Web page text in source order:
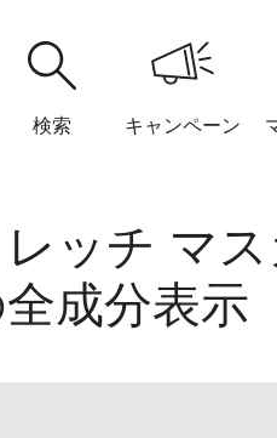
検索 キャンペーン
閲覧履
ッチ マ
成分表示